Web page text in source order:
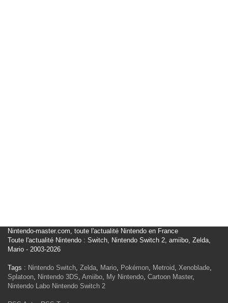
Nintendo-master.com, toute l'actualité Nintendo en France
Toute l'actualité Nintendo : Switch, Nintendo Switch 2, amiibo, Zelda,
Mario - 2003-2026
Tags : Nintendo Switch, Zelda, Mario, Pokémon, Metroid, Xenoblade,
Splatoon, Nintendo 3DS, Amiibo, My Nintendo, Cartoon Master,
Nintendo Labo Nintendo Switch 2